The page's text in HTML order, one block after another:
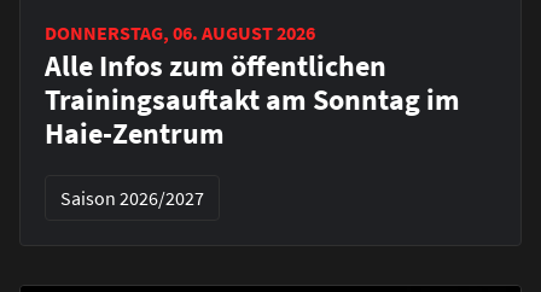
DONNERSTAG, 06. AUGUST 2026
Alle Infos zum öffentlichen
Trainingsauftakt am Sonntag im
Haie-Zentrum
Saison 2026/2027